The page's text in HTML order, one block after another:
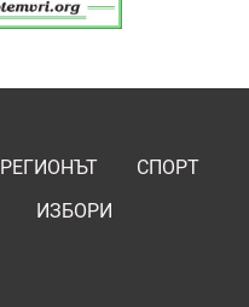
РЕГИОНЪТ
СПОРТ
ИЗБОРИ